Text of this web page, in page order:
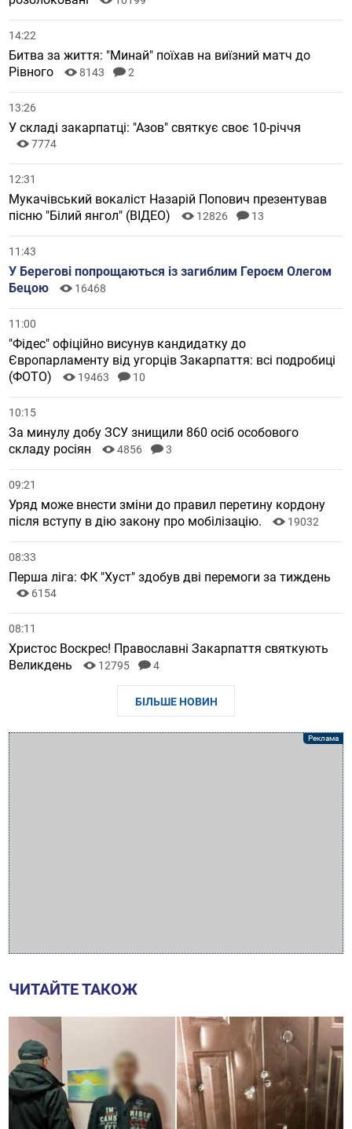
14:22
Битва за життя: "Минай" поїхав на виїзний матч до
Рівного
8143 2
13:26
У складі закарпатці: "Азов" святкує своє 10-річчя
7774
12:31
Мукачівський вокаліст Назарій Попович презентував
пісню "Білий янгол" (ВІДЕО)
12826 13
11:43
У Берегові попрощаються із загиблим Героєм Олегом
Бецою
16468
11:00
"Фідес" офіційно висунув кандидатку до
Європарламенту від угорців Закарпаття: всі подробиці
(ФОТО)
19463 10
10:15
За минулу добу ЗСУ знищили 860 осіб особового
складу росіян
4856 3
09:21
Уряд може внести зміни до правил перетину кордону
після вступу в дію закону про мобілізацію.
19032
08:33
Перша ліга: ФК "Хуст" здобув дві перемоги за тиждень
6154
08:11
Христос Воскрес! Православні Закарпаття святкують
Великдень
12795 4
БІЛЬШЕ НОВИН
ЧИТАЙТЕ ТАКОЖ